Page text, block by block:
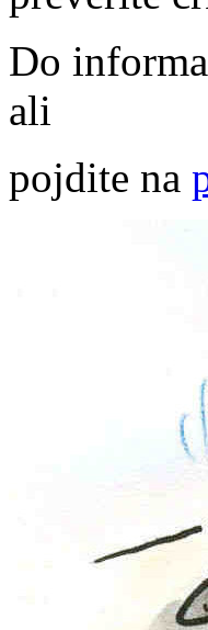
Do
ali
pojdite na